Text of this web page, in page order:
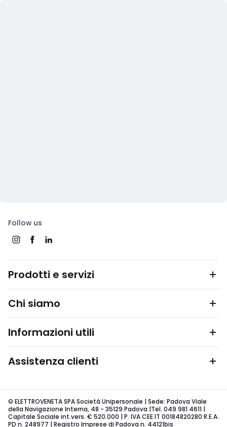
Follow us
Prodotti e servizi
Chi siamo
Informazioni utili
Assistenza clienti
© ELETTROVENETA SPA Società Unipersonale | Sede: Padova Viale
della Navigazione Interna, 48 - 35129 Padova |Tel. 049 981 4611 |
Capitale Sociale int.vers. € 520.000 | P. IVA CEE IT 00184820280 R.E.A.
PD n. 248977 | Registro Imprese di Padova n. 44121bis